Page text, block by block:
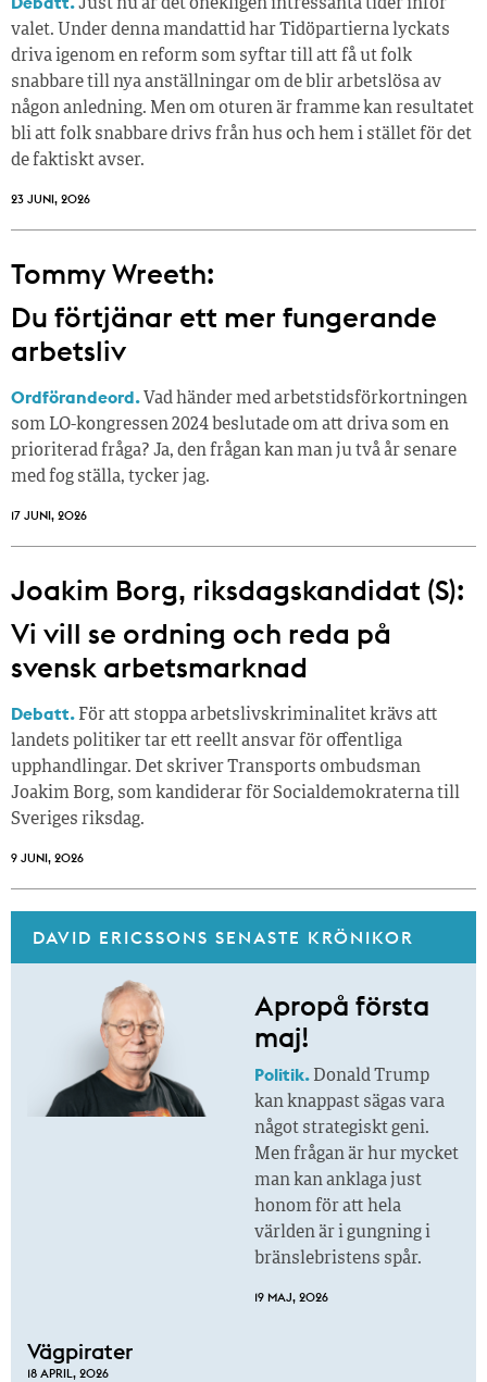
Just nu är det onekligen intressanta tider inför
valet. Under denna mandattid har Tidöpartierna lyckats
driva igenom en reform som syftar till att få ut folk
snabbare till nya anställningar om de blir arbetslösa av
någon anledning. Men om oturen är framme kan resultatet
bli att folk snabbare drivs från hus och hem i stället för det
de faktiskt avser.
23 JUNI, 2026
Tommy Wreeth:
Du förtjänar ett mer fungerande
arbetsliv
Ordförandeord. Vad händer med arbetstidsförkortningen
som LO-kongressen 2024 beslutade om att driva som en
prioriterad fråga? Ja, den frågan kan man ju två år senare
med fog ställa, tycker jag.
17 JUNI, 2026
Joakim Borg, riksdagskandidat (S):
Vi vill se ordning och reda på
svensk arbetsmarknad
Debatt. För att stoppa arbetslivskriminalitet krävs att
landets politiker tar ett reellt ansvar för offentliga
upphandlingar. Det skriver Transports ombudsman
Joakim Borg, som kandiderar för Socialdemokraterna till
Sveriges riksdag.
9 JUNI, 2026
DAVID ERICSSONS SENASTE KRÖNIKOR
Apropå första
maj!
Politik. Donald Trump
kan knappast sägas vara
något strategiskt geni.
Men frågan är hur mycket
man kan anklaga just
honom för att hela
världen är i gungning i
bränslebristens spår.
19 MAJ, 2026
Vägpirater
18 APRIL, 2026